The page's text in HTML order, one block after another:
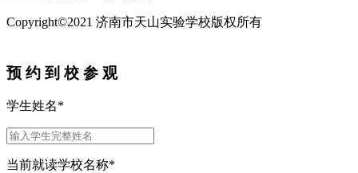
Copyright©2021 济南市天山实验学校版权所有
预 约 到 校 参 观
学生姓名*
当前就读学校名称*